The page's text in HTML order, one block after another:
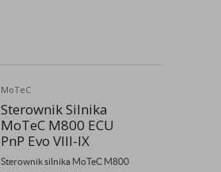
MoTeC
Sterownik Silnika
MoTeC M800 ECU
PnP Evo VIII-IX
Sterownik silnika MoTeC M800